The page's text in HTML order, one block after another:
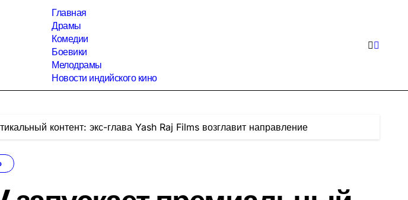
Главная
Драмы
Комедии
Боевики
Мелодрамы
Новости индийского кино
контент: экс-глава Yash Raj Films возглавит направление